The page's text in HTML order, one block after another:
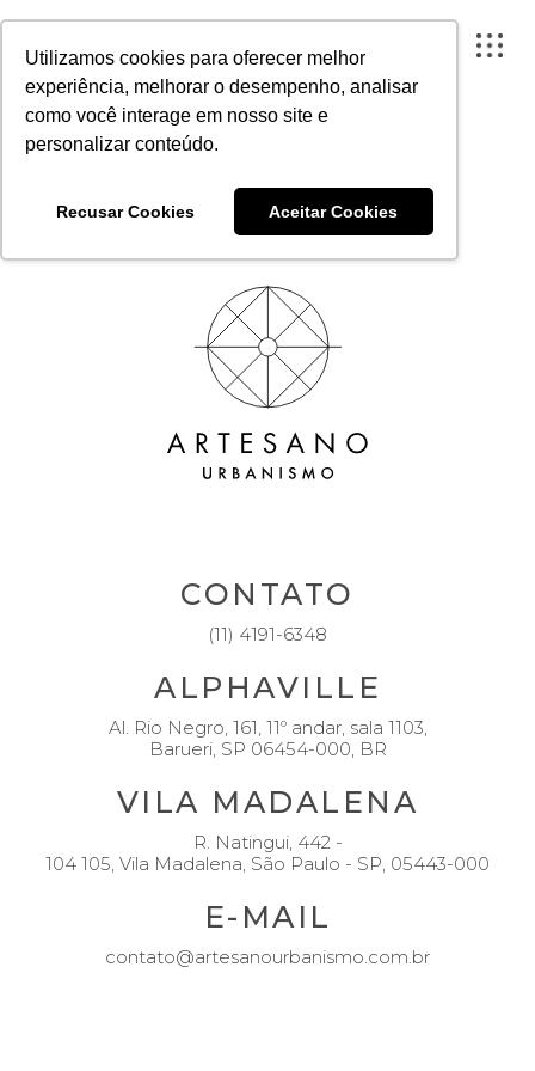
Utilizamos cookies para oferecer melhor
experiência, melhorar o desempenho, analisar
como você interage em nosso site e
personalizar conteúdo.
Recusar Cookies Aceitar Cookies
A ARTESANO
PROJETOS
INSTITUTO
CONTEÚDO
PORTAL DO CLIENTE
Cidades zero carbono
Publicado em 22 de março de 2023
CONTATO
(11) 4191-6348
ALPHAVILLE
Al. Rio Negro, 161, 11º andar, sala 1103,
Barueri, SP 06454-000, BR
VILA MADALENA
R. Natingui, 442 -
104 105, Vila Madalena, São Paulo - SP, 05443-000
E-MAIL
contato@artesanourbanismo.com.br